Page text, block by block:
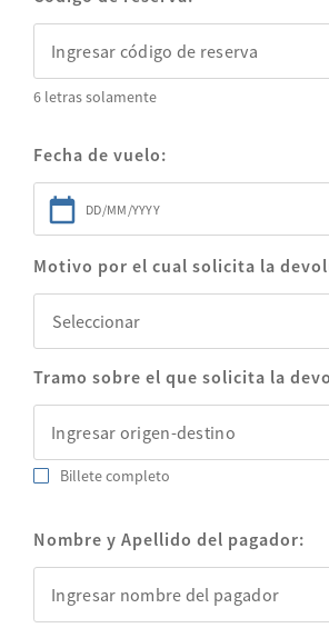
6 letras solamente
Fecha de vuelo:
Motivo por el cual solicita la
Seleccionar
Tramo sobre el que solicita la
Billete completo
Nombre y Apellido del pagador: